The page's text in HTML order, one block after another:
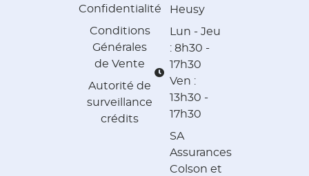
Heusy
Lun - Jeu
: 8h30 -
17h30
Ven :
13h30 -
17h30
SA
Assurances
Colson et
Confidentialité
Conditions
Générales
de Vente
Autorité de
surveillance
crédits